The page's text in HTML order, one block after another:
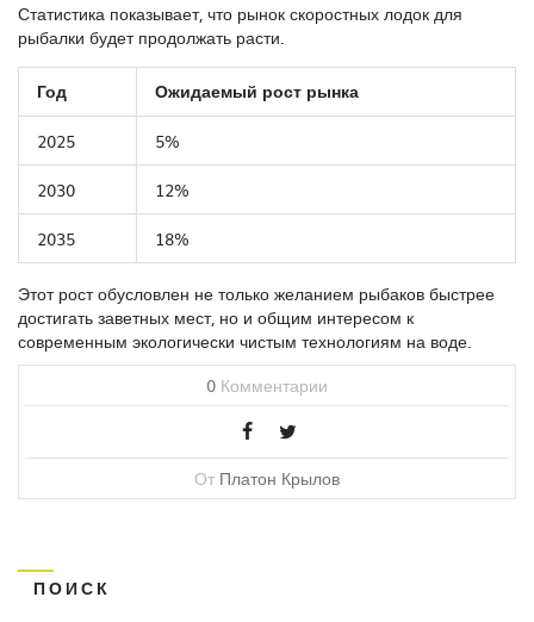
Статистика показывает, что рынок скоростных лодок для
рыбалки будет продолжать расти.
Год Ожидаемый рост рынка
2025 5%
2030 12%
2035 18%
Этот рост обусловлен не только желанием рыбаков быстрее
достигать заветных мест, но и общим интересом к
современным экологически чистым технологиям на воде.
0 Комментарии
От Платон Крылов
ПОИСК